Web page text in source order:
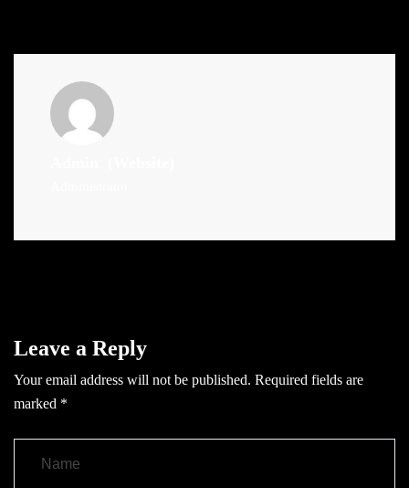
Leave a Reply
Your email address will not be published. Required fields are
marked *